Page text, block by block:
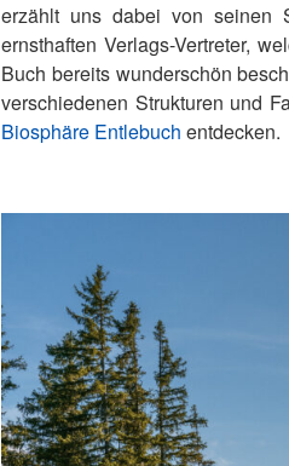
erzählt uns dabei von seinen
ernsthaften Verlags-Vertreter,
Buch bereits wunderschön
verschiedenen Strukturen und
Biosphäre Entlebuch entdecken.